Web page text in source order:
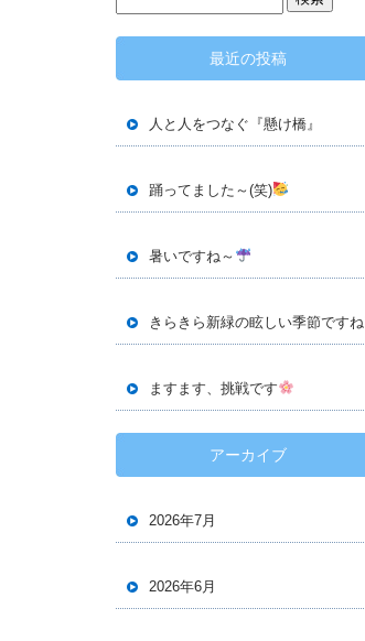
最近の投稿
人と人をつなぐ『懸け橋』
踊ってました～(笑)
暑いですね～
きらきら新緑の眩しい季節ですね
ますます、挑戦です
アーカイブ
2026年7月
2026年6月